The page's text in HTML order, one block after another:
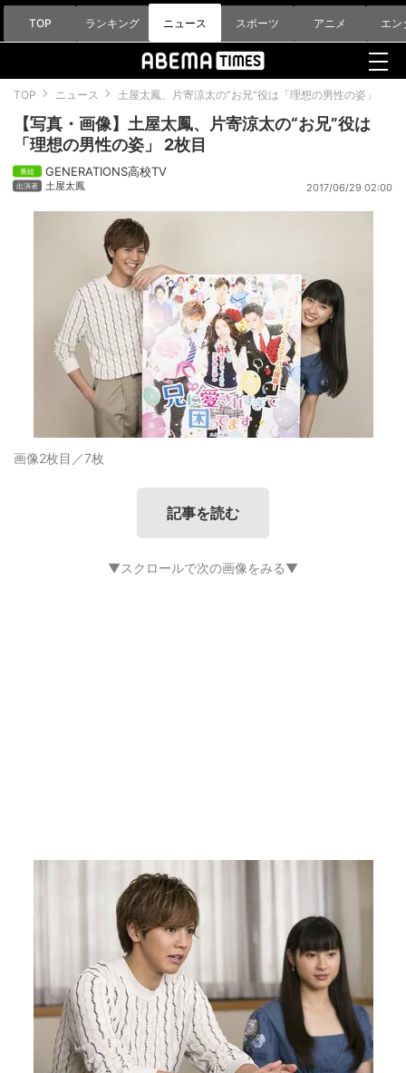
TOP ランキング ニュース スポーツ アニメ エン
TOP ニュース 土屋太鳳、片寄涼太の“お兄”役は「理想の男性の姿」
【写真・画像】土屋太鳳、片寄涼太の“お兄”役は
「理想の男性の姿」 2枚目
GENERATIONS高校TV
土屋太鳳 2017/06/29 02:00
画像2枚目／7枚
記事を読む
▼スクロールで次の画像をみる▼